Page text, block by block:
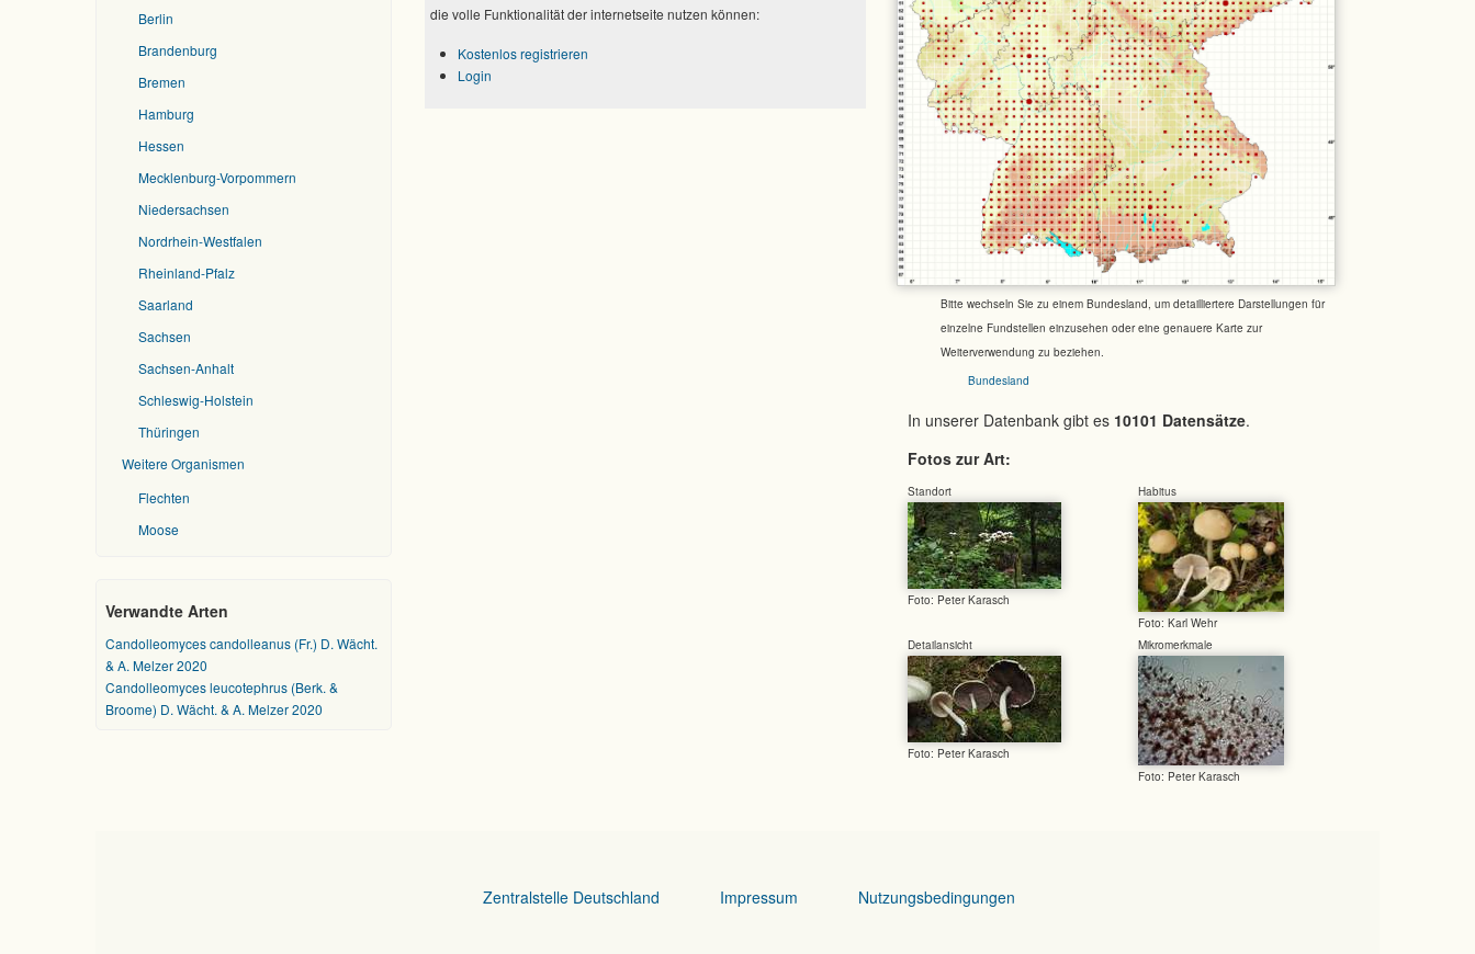
Berlin
Brandenburg
Bremen
Hamburg
Hessen
Mecklenburg-Vorpommern
Niedersachsen
Nordrhein-Westfalen
Rheinland-Pfalz
Saarland
Sachsen
Sachsen-Anhalt
Schleswig-Holstein
Thüringen
Weitere Organismen
Flechten
Moose
Verwandte Arten
Candolleomyces candolleanus (Fr.) D. Wächt.
& A. Melzer 2020
Candolleomyces leucotephrus (Berk. &
Broome) D. Wächt. & A. Melzer 2020
Bitte wechseln Sie zu einem Bundesland, um detailliertere Darstellungen für
einzelne Fundstellen einzusehen oder eine genauere Karte zur
Weiterverwendung zu beziehen.
Bundesland
In unserer Datenbank gibt es 10101 Datensätze.
Fotos zur Art:
Standort
Foto: Peter Karasch
Habitus
Foto: Karl Wehr
Detailansicht
Foto: Peter Karasch
Mikromerkmale
Foto: Peter Karasch
die volle Funktionalität der internetseite nutzen können:
Kostenlos registrieren
Login
Zentralstelle Deutschland Impressum Nutzungsbedingungen